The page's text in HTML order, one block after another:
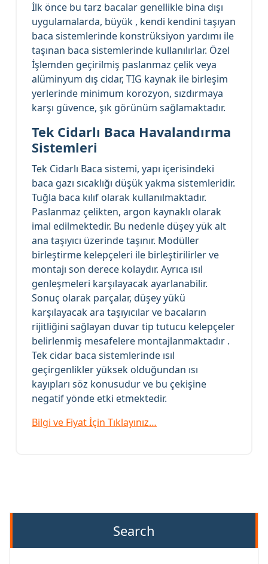
İlk önce bu tarz bacalar genellikle bina dışı
uygulamalarda, büyük , kendi kendini taşıyan
baca sistemlerinde konstrüksiyon yardımı ile
taşınan baca sistemlerinde kullanılırlar. Özel
İşlemden geçirilmiş paslanmaz çelik veya
alüminyum dış cidar, TIG kaynak ile birleşim
yerlerinde minimum korozyon, sızdırmaya
karşı güvence, şık görünüm sağlamaktadır.
Tek Cidarlı Baca Havalandırma
Sistemleri
Tek Cidarlı Baca sistemi, yapı içerisindeki
baca gazı sıcaklığı düşük yakma sistemleridir.
Tuğla baca kılıf olarak kullanılmaktadır.
Paslanmaz çelikten, argon kaynaklı olarak
imal edilmektedir. Bu nedenle düşey yük alt
ana taşıyıcı üzerinde taşınır. Modüller
birleştirme kelepçeleri ile birleştirilirler ve
montajı son derece kolaydır. Ayrıca ısıl
genleşmeleri karşılayacak ayarlanabilir.
Sonuç olarak parçalar, düşey yükü
karşılayacak ara taşıyıcılar ve bacaların
rijitliğini sağlayan duvar tip tutucu kelepçeler
belirlenmiş mesafelere montajlanmaktadır .
Tek cidar baca sistemlerinde ısıl
geçirgenlikler yüksek olduğundan ısı
kayıpları söz konusudur ve bu çekişine
negatif yönde etki etmektedir.
Bilgi ve Fiyat İçin Tıklayınız…
Search